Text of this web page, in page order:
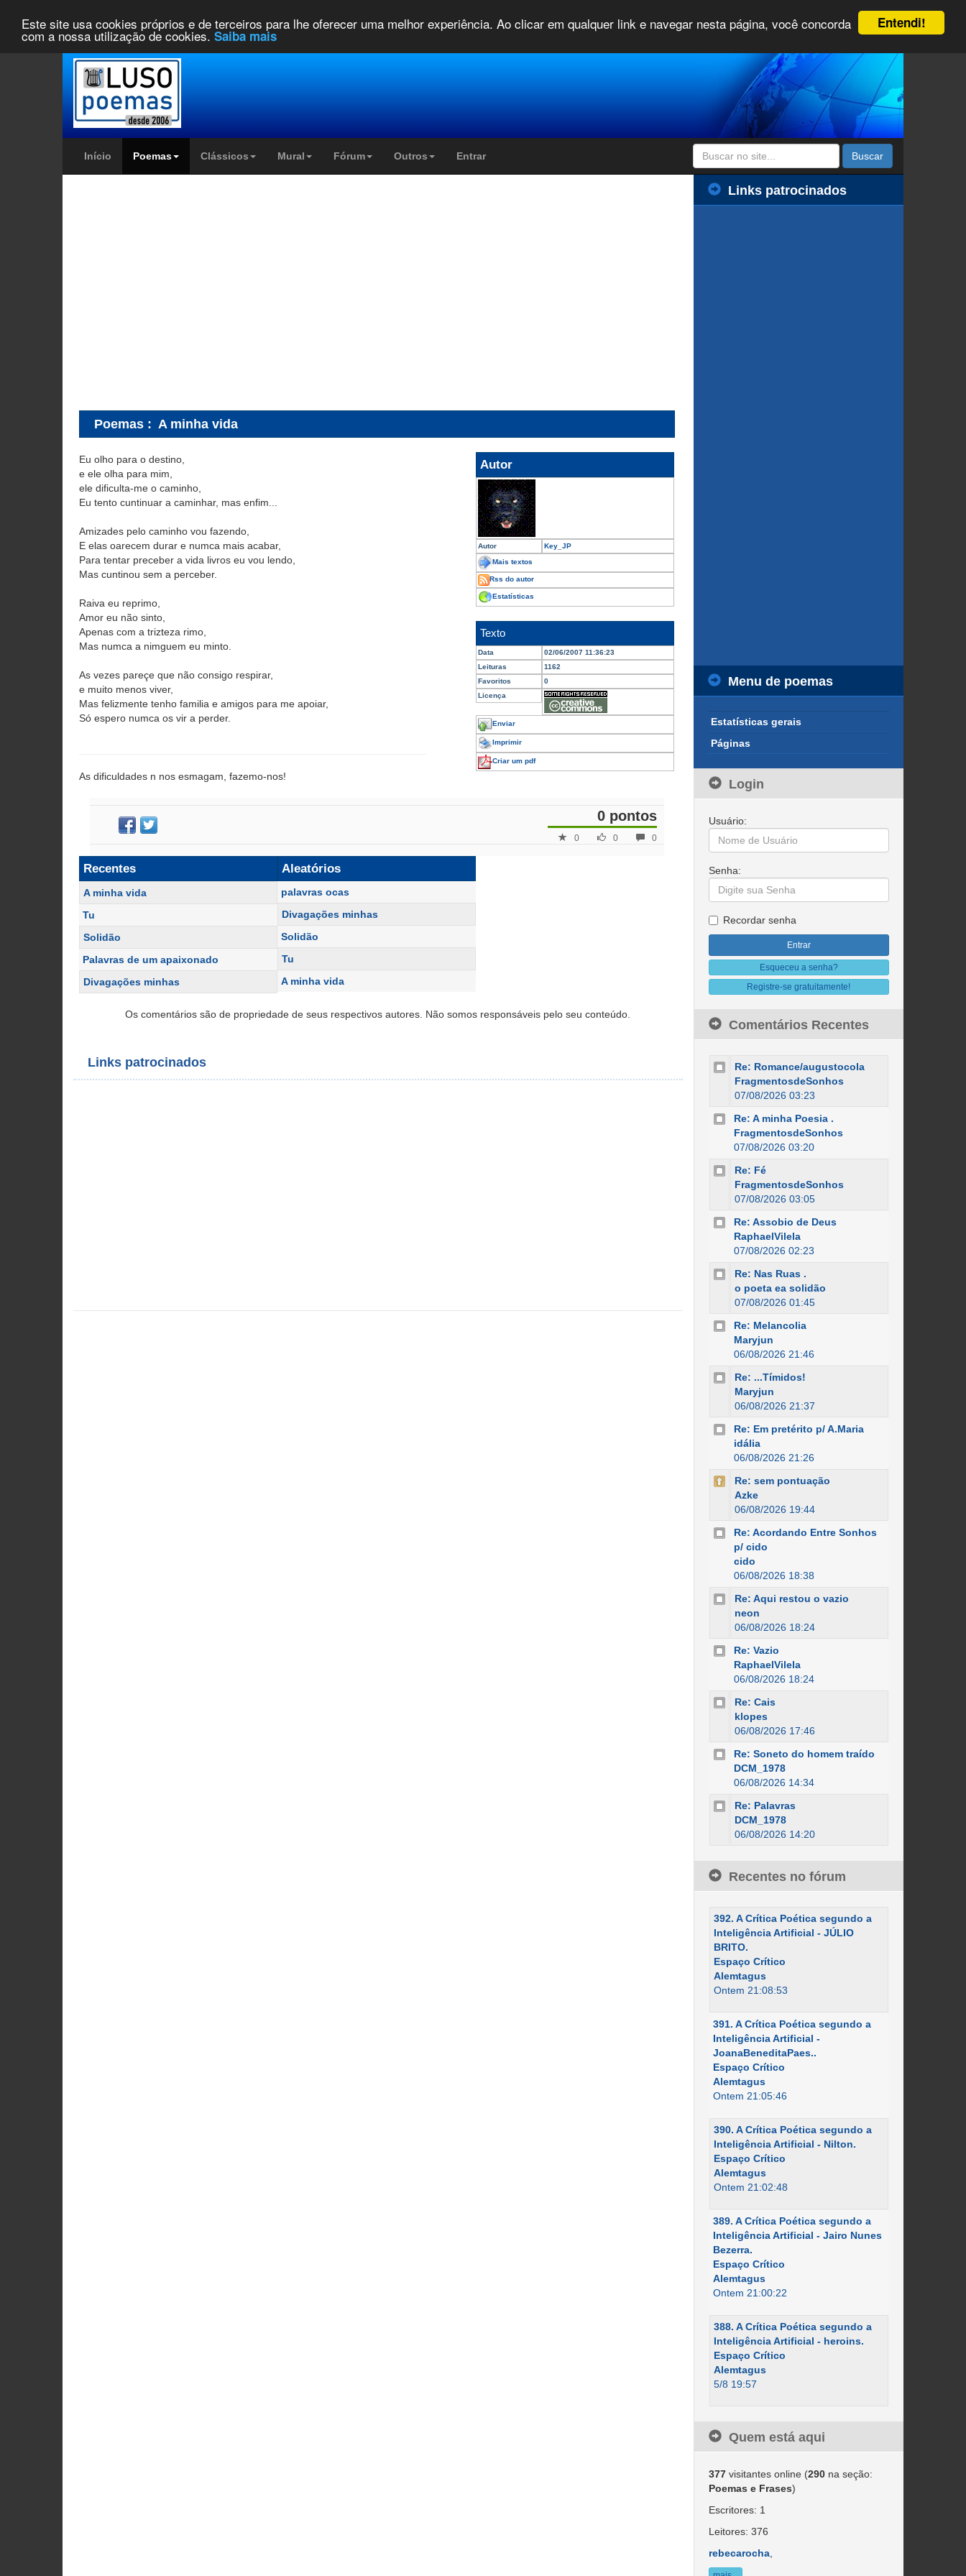
Entendi!
Este site usa cookies próprios e de terceiros para lhe oferecer uma melhor experiência. Ao clicar em qualquer link e navegar nesta página, você concorda
com a nossa utilização de cookies. Saiba mais
Início Poemas Clássicos Mural Fórum Outros Entrar Buscar
Poemas : A minha vida
Eu olho para o destino,
e ele olha para mim,
ele dificulta-me o caminho,
Eu tento cuntinuar a caminhar, mas enfim...
Amizades pelo caminho vou fazendo,
E elas oarecem durar e numca mais acabar,
Para tentar preceber a vida livros eu vou lendo,
Mas cuntinou sem a perceber.
Raiva eu reprimo,
Amor eu não sinto,
Apenas com a trizteza rimo,
Mas numca a nimguem eu minto.
As vezes pareçe que não consigo respirar,
e muito menos viver,
Mas felizmente tenho familia e amigos para me apoiar,
Só espero numca os vir a perder.
As dificuldades n nos esmagam, fazemo-nos!
Autor
Autor Key_JP
Mais textos
Rss do autor
Estatísticas
Texto
Data
02/06/2007 11:36:23
Leituras
1162
Favoritos
0
Licença
Enviar
Imprimir
Criar um pdf
0 pontos
0
0
0
Recentes
A minha vida
Tu
Solidão
Palavras de um apaixonado
Divagações minhas
Aleatórios
palavras ocas
Divagações minhas
Solidão
Tu
A minha vida
Os comentários são de propriedade de seus respectivos autores. Não somos responsáveis pelo seu conteúdo.
Links patrocinados
Links patrocinados
Menu de poemas
Estatísticas gerais
Páginas
Login
Usuário:
Senha:
Recordar senha
Esqueceu a senha?
Registre-se gratuitamente!
Comentários Recentes
Re: Romance/augustocola
FragmentosdeSonhos
07/08/2026 03:23
Re: A minha Poesia .
FragmentosdeSonhos
07/08/2026 03:20
Re: Fé
FragmentosdeSonhos
07/08/2026 03:05
Re: Assobio de Deus
RaphaelVilela
07/08/2026 02:23
Re: Nas Ruas .
o poeta ea solidão
07/08/2026 01:45
Re: Melancolia
Maryjun
06/08/2026 21:46
Re: ...Tímidos!
Maryjun
06/08/2026 21:37
Re: Em pretérito p/ A.Maria
idália
06/08/2026 21:26
Re: sem pontuação
Azke
06/08/2026 19:44
Re: Acordando Entre Sonhos
p/ cido
cido
06/08/2026 18:38
Re: Aqui restou o vazio
neon
06/08/2026 18:24
Re: Vazio
RaphaelVilela
06/08/2026 18:24
Re: Cais
klopes
06/08/2026 17:46
Re: Soneto do homem traído
DCM_1978
06/08/2026 14:34
Re: Palavras
DCM_1978
06/08/2026 14:20
Recentes no fórum
392. A Crítica Poética segundo a
Inteligência Artificial - JÚLIO
BRITO.
Espaço Crítico
Alemtagus
Ontem 21:08:53
391. A Crítica Poética segundo a
Inteligência Artificial -
JoanaBeneditaPaes..
Espaço Crítico
Alemtagus
Ontem 21:05:46
390. A Crítica Poética segundo a
Inteligência Artificial - Nilton.
Espaço Crítico
Alemtagus
Ontem 21:02:48
389. A Crítica Poética segundo a
Inteligência Artificial - Jairo Nunes
Bezerra.
Espaço Crítico
Alemtagus
Ontem 21:00:22
388. A Crítica Poética segundo a
Inteligência Artificial - heroins.
Espaço Crítico
Alemtagus
5/8 19:57
Quem está aqui
377visitantes online (290na seção:
Poemas e Frases)
Escritores: 1
Leitores: 376
rebecarocha,